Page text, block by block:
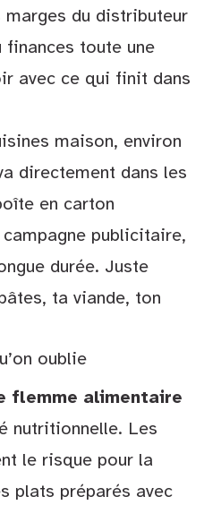
marges du distributeur
toute une
avec ce qui finit dans
maison, environ
directement dans les
en carton
publicitaire,
durée. Juste
ta viande, ton
oublie
flemme alimentaire
nutritionnelle. Les
le risque pour la
plats préparés avec